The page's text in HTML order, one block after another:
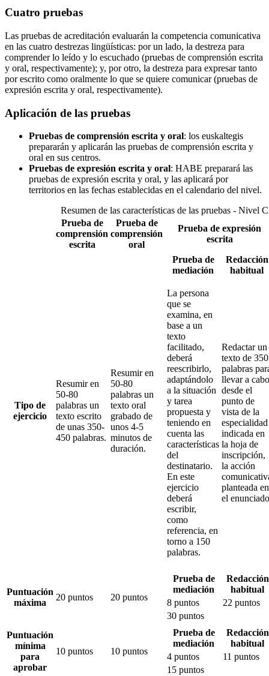
Cuatro pruebas
Las pruebas de acreditación evaluarán la competencia comunicativa
en las cuatro destrezas lingüísticas: por un lado, la destreza para
comprender lo leído y lo escuchado (pruebas de comprensión escrita
y oral, respectivamente); y, por otro, la destreza para expresar tanto
por escrito como oralmente lo que se quiere comunicar (pruebas de
expresión escrita y oral, respectivamente).
Aplicación de las pruebas
Pruebas de comprensión escrita y oral: los euskaltegis
prepararán y aplicarán las pruebas de comprensión escrita y
oral en sus centros.
Pruebas de expresión escrita y oral: HABE preparará las
pruebas de expresión escrita y oral, y las aplicará por
territorios en las fechas establecidas en el calendario del nivel.
Resumen de las características de las pruebas - Nivel
Prueba de
comprensión
escrita
Prueba de
comprensión
oral
Prueba de expresión
escrita
Tipo de
ejercicio
Resumir en
50-80
palabras un
texto escrito
de unas 350-
450 palabras.
Resumir en
50-80
palabras un
texto oral
grabado de
unos 4-5
minutos de
duración.
Prueba de
mediación
Redacción
habitual
La persona
que se
examina, en
base a un
texto
facilitado,
deberá
reescribirlo,
adaptándolo
a la situación
y tarea
propuesta y
teniendo en
cuenta las
características
del
destinatario.
En este
ejercicio
deberá
escribir,
como
referencia, en
torno a 150
palabras.
Redactar un
texto de 350
palabras
llevar a
desde el
punto de
vista de la
especialidad
indicada en
la hoja de
inscripción,
la acción
planteada en
el enunciado
Puntuación
máxima
20 puntos 20 puntos
Prueba de
mediación
Redacción
habitual
8 puntos
22 puntos
30 puntos
Puntuación
mínima
para
aprobar
10 puntos 10 puntos
Prueba de
mediación
Redacción
habitual
4 puntos
11 puntos
15 puntos